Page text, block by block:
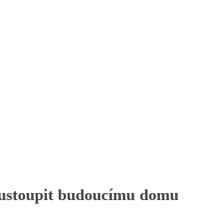
budoucímu domu